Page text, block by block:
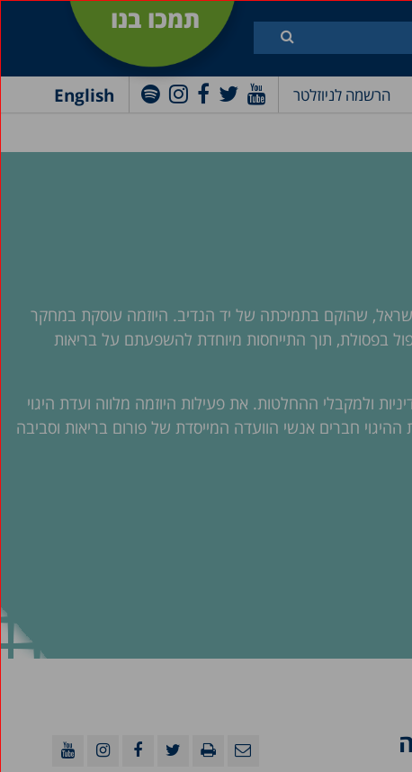
תמכו בנו
הרשמה לניוזלטר English
שהוקם בתמיכתה של יד הנדיב. היוזמה עוסקת במחקר
בפסולת, תוך התייחסות מיוחדת להשפעתם על בריאות
ולמקבלי ההחלטות. את פעילות היוזמה מלווה ועדת היגוי
חברים אנשי הוועדה המייסדת של פורום בריאות וסביבה